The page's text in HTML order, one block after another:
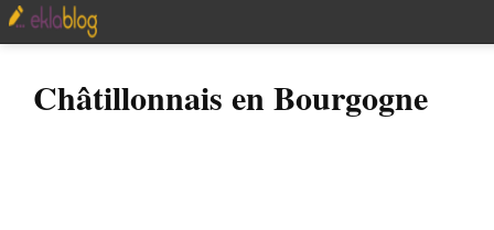
Châtillonnais en Bourgogne